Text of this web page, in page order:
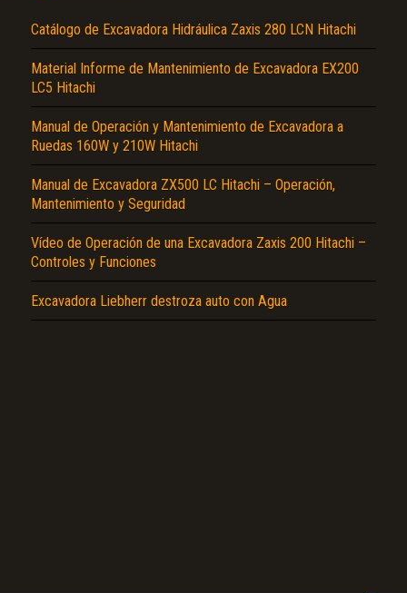
Catálogo de Excavadora Hidráulica Zaxis 280 LCN Hitachi
Material Informe de Mantenimiento de Excavadora EX200
LC5 Hitachi
Manual de Operación y Mantenimiento de Excavadora a
Ruedas 160W y 210W Hitachi
Manual de Excavadora ZX500 LC Hitachi – Operación,
Mantenimiento y Seguridad
Vídeo de Operación de una Excavadora Zaxis 200 Hitachi –
Controles y Funciones
Excavadora Liebherr destroza auto con Agua
El Título es incorrecto según el contenido.